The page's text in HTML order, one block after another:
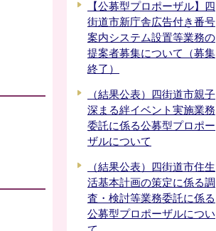
【公募型プロポーザル】四
街道市新庁舎広告付き番号
案内システム設置等業務の
提案者募集について（募集
終了）
（結果公表）四街道市親子
深まる絆イベント実施業務
委託に係る公募型プロポー
ザルについて
（結果公表）四街道市住生
活基本計画の策定に係る調
査・検討等業務委託に係る
公募型プロポーザルについ